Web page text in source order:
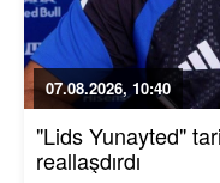
07.08.2026, 10:40
"Lids Yunayted"
reallaşdırdı